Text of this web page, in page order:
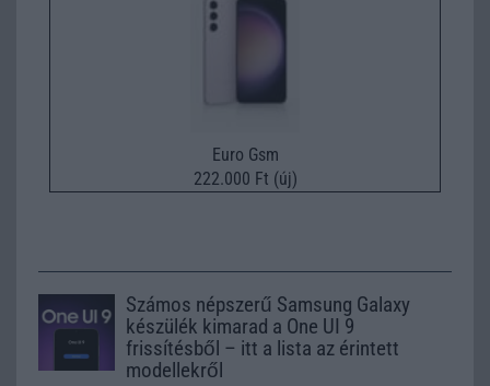
Euro Gsm
222.000 Ft (új)
Számos népszerű Samsung Galaxy
készülék kimarad a One UI 9
frissítésből – itt a lista az érintett
modellekről